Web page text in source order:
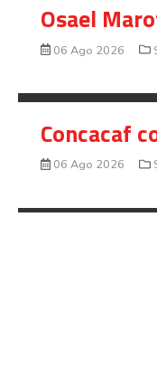
Osael
06 Ago 2026
Concacaf
06 Ago 2026